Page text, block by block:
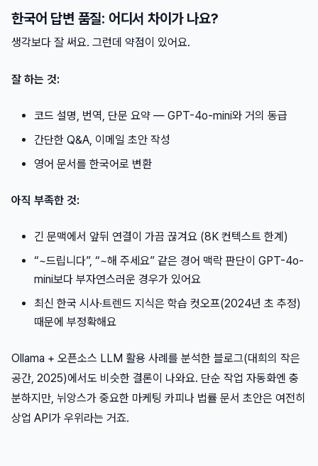
한국어 답변 품질: 어디서 차이가 나요?
생각보다 잘 써요. 그런데 약점이 있어요.
잘 하는 것:
코드 설명, 번역, 단문 요약 — GPT-4o-mini와 거의 동급
간단한 Q&A, 이메일 초안 작성
영어 문서를 한국어로 변환
아직 부족한 것:
긴 문맥에서 앞뒤 연결이 가끔 끊겨요 (8K 컨텍스트 한계)
“~드립니다”, “~해 주세요” 같은 경어 맥락 판단이 GPT-4o-
mini보다 부자연스러운 경우가 있어요
최신 한국 시사·트렌드 지식은 학습 컷오프(2024년 초 추정)
때문에 부정확해요
Ollama + 오픈소스 LLM 활용 사례를 분석한 블로그(대희의 작은
공간, 2025)에서도 비슷한 결론이 나와요. 단순 작업 자동화엔 충
분하지만, 뉘앙스가 중요한 마케팅 카피나 법률 문서 초안은 여전히
상업 API가 우위라는 거죠.